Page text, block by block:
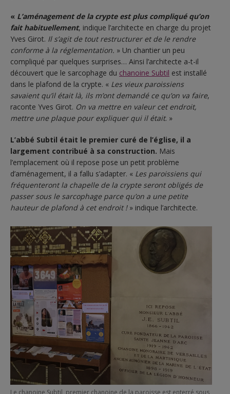
« L’aménagement de la crypte est plus compliqué qu’on
fait habituellement, indique l’architecte en charge du projet
Yves Girot. Il s’agit de tout restructurer et de le rendre
conforme à la réglementation. » Un chantier un peu
compliqué par quelques surprises… Ainsi l’architecte a-t-il
découvert que le sarcophage du chanoine Subtil est installé
dans le plafond de la crypte. « Les vieux paroissiens
savaient qu’il était là, ils m’ont demandé ce qu’on va faire,
raconte Yves Girot. On va mettre en valeur cet endroit,
mettre une plaque pour expliquer qui il était. »
L’abbé Subtil était le premier curé de l’église, il a
largement contribué à sa construction. Mais
l’emplacement où il repose pose un petit problème
d’aménagement, il a fallu s’adapter. « Les paroissiens qui
fréquenteront la chapelle de la crypte seront obligés de
passer sous le sarcophage parce qu’on a une petite
hauteur de plafond à cet endroit !» indique l’architecte.
Le chanoine Subtil, premier chanoine de la paroisse est enterré sous